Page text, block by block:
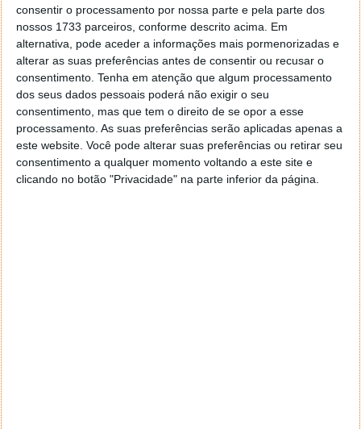
consentir o processamento por nossa parte e pela parte dos
nossos 1733 parceiros, conforme descrito acima. Em
alternativa, pode aceder a informações mais pormenorizadas e
alterar as suas preferências antes de consentir ou recusar o
consentimento. Tenha em atenção que algum processamento
dos seus dados pessoais poderá não exigir o seu
consentimento, mas que tem o direito de se opor a esse
processamento. As suas preferências serão aplicadas apenas a
este website. Você pode alterar suas preferências ou retirar seu
consentimento a qualquer momento voltando a este site e
clicando no botão "Privacidade" na parte inferior da página.
PRÓXIMO ARTIGO
Apple prepara Vision Pro a preços “acessíveis”. Mas
não serão assim tão acessíveis…
ARTIGO ANTERIOR
Nvidia confirma sequestro de um funcionário durante
a guerra em Israel